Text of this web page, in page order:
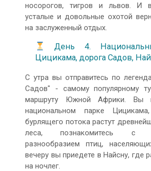
носорогов, тигров и львов. И
усталые и довольные охотой
на заслуженный отдых.
День 4.
Цицикама, дорога Садов,
С утра вы отправитесь по
Садов" - самому популярному
маршруту Южной Африки. Вы
национальном парке
бурлящего потока растут
леса, познакомитесь с
разнообразием птиц,
вечеру вы приедете в Найсну, где
на ночлег.